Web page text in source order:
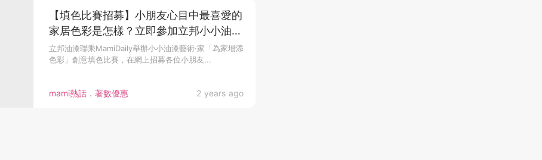
mami熱話．著數優惠 2 years ago
【填色比賽招募】小朋友心目中最喜愛的
家居色彩是怎樣？立即參加立邦小小油漆
藝術·家 創意填色比賽！
立邦油漆聯乘MamiDaily舉辦小小油漆藝術·家「為家增添
色彩」創意填色比賽，在網上招募各位小朋友...